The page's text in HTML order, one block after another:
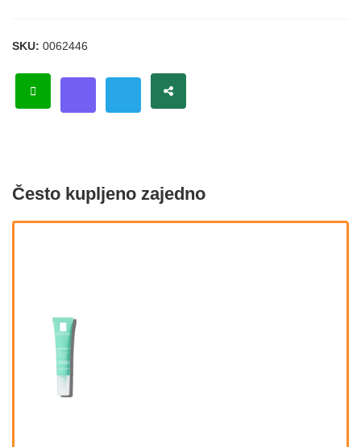
SKU: 0062446
Često kupljeno zajedno